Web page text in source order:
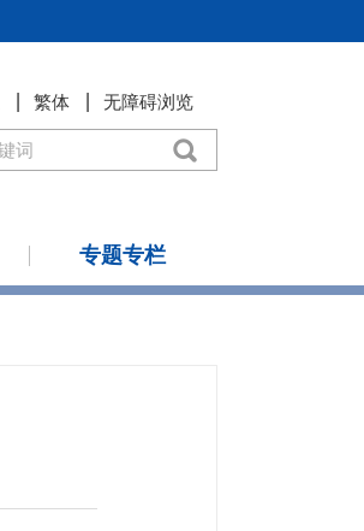
繁体 无障碍浏览
专题专栏